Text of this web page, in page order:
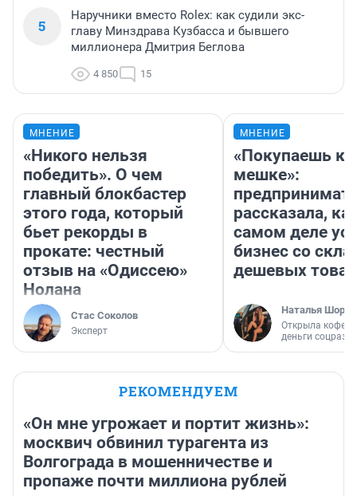
5
Наручники вместо Rolex: как судили экс-
главу Минздрава Кузбасса и бывшего
миллионера Дмитрия Беглова
4 850 15
МНЕНИЕ
«Никого нельзя
победить». О чем
главный блокбастер
этого года, который
бьет рекорды в
прокате: честный
отзыв на «Одиссею»
Нолана
Стас Соколов
Эксперт
МНЕНИЕ
«Покупаешь
мешке»:
рассказала,
самом деле
бизнес со
дешевых
Наталья
Открыла
деньги
РЕКОМЕНДУЕМ
«Он мне угрожает и портит жизнь»:
москвич обвинил турагента из
Волгограда в мошенничестве и
пропаже почти миллиона рублей